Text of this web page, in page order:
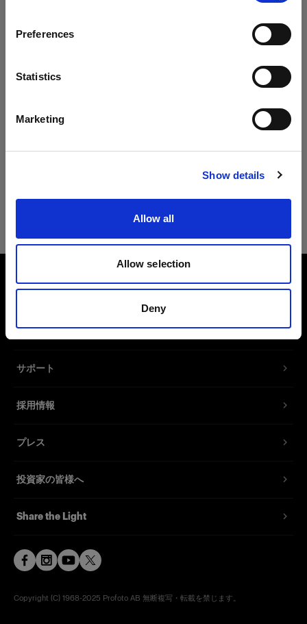
Preferences
Statistics
Marketing
Show details
Allow all
Allow selection
Deny
Latvia
サイトにアクセス
が、後日再度ご確認いただきますようお願いいた
ちら
会社概要
お問い合わせ
サポート
採用情報
プレス
投資家の皆様へ
Share the Light
Copyright (C) 1968-2025 Profoto AB 無断複写・転載を禁じます。